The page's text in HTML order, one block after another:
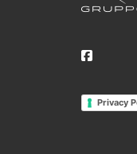
Privacy